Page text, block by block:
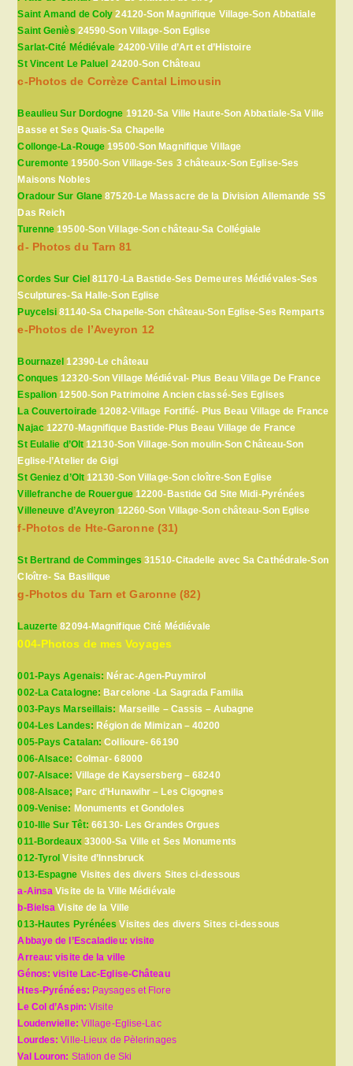
Saint Amand de Coly 24120-Son Magnifique Village-Son Abbatiale
Saint Geniès 24590-Son Village-Son Eglise
Sarlat-Cité Médiévale 24200-Ville d’Art et d’Histoire
St Vincent Le Paluel 24200-Son Château
c-Photos de Corrèze Cantal Limousin
Beaulieu Sur Dordogne 19120-Sa Ville Haute-Son Abbatiale-Sa Ville
Basse et Ses Quais-Sa Chapelle
Collonge-La-Rouge 19500-Son Magnifique Village
Curemonte 19500-Son Village-Ses 3 châteaux-Son Eglise-Ses
Maisons Nobles
Oradour Sur Glane 87520-Le Massacre de la Division Allemande SS
Das Reich
Turenne 19500-Son Village-Son château-Sa Collégiale
d- Photos du Tarn 81
Cordes Sur Ciel81170-La Bastide-Ses Demeures Médiévales-Ses
Sculptures-Sa Halle-Son Eglise
Puycelsi 81140-Sa Chapelle-Son château-Son Eglise-Ses Remparts
e-Photos de l’Aveyron 12
Bournazel 12390-Le château
Conques 12320-Son Village Médiéval- Plus Beau Village De France
Espalion 12500-Son Patrimoine Ancien classé-Ses Eglises
La Couvertoirade 12082-Village Fortifié- Plus Beau Village de France
Najac12270-Magnifique Bastide-Plus Beau Village de France
St Eulalie d’Olt 12130-Son Village-Son moulin-Son Château-Son
Eglise-l’Atelier de Gigi
St Geniez d’Olt12130-Son Village-Son cloître-Son Eglise
Villefranche de Rouergue12200-Bastide Gd Site Midi-Pyrénées
Villeneuve d’Aveyron 12260-Son Village-Son château-Son Eglise
f-Photos de Hte-Garonne (31)
St Bertrand de Comminges 31510-Citadelle avec Sa Cathédrale-Son
Cloître- Sa Basilique
g-Photos du Tarn et Garonne (82)
Lauzerte 82094-Magnifique Cité Médiévale
004-Photos de mes Voyages
001-Pays Agenais: Nérac-Agen-Puymirol
002-La Catalogne:Barcelone -La Sagrada Familia
003-Pays Marseillais: Marseille – Cassis – Aubagne
004-Les Landes:Région de Mimizan – 40200
005-Pays Catalan:Collioure- 66190
006-Alsace: Colmar- 68000
007-Alsace: Village de Kaysersberg – 68240
008-Alsace; Parc d’Hunawihr – Les Cigognes
009-Venise: Monuments et Gondoles
010-Ille Sur Têt:66130- Les Grandes Orgues
011-Bordeaux33000-Sa Ville et Ses Monuments
012-Tyrol Visite d’Innsbruck
013-Espagne Visites des divers Sites ci-dessous
a-Ainsa Visite de la Ville Médiévale
b-Bielsa Visite de la Ville
013-Hautes Pyrénées Visites des divers Sites ci-dessous
Abbaye de l’Escaladieu: visite
Arreau: visite de la ville
Génos: visite Lac-Eglise-Château
Htes-Pyrénées: Paysages et Flore
Le Col d’Aspin:Visite
Loudenvielle: Village-Eglise-Lac
Lourdes:Ville-Lieux de Pèlerinages
Val Louron: Station de Ski